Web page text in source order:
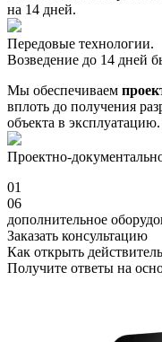
на 14 дней.
Передовые технологии.
Возведение до 14 дней
Мы обеспечиваем
вплоть до получения
объекта в эксплуатацию.
Проектно-
01
06
дополнительное
Заказать консультацию
Как открыть
Получите ответы на